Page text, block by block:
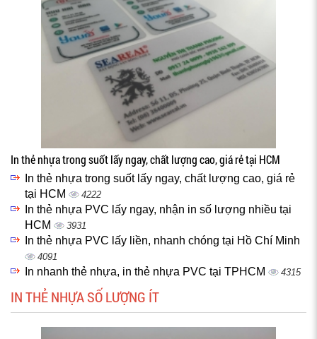
In thẻ nhựa trong suốt lấy ngay, chất lượng cao, giá rẻ tại HCM
In thẻ nhựa trong suốt lấy ngay, chất lượng cao, giá rẻ
tại HCM
4222
In thẻ nhựa PVC lấy ngay, nhận in số lượng nhiều tại
HCM
3931
In thẻ nhựa PVC lấy liền, nhanh chóng tại Hồ Chí Minh
4091
In nhanh thẻ nhựa, in thẻ nhựa PVC tại TPHCM 4315
IN THẺ NHỰA SỐ LƯỢNG ÍT